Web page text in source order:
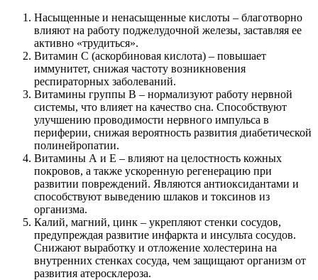
Насыщенные и ненасыщенные кислоты – благотворно
влияют на работу поджелудочной железы, заставляя ее
активно «трудиться».
Витамин С (аскорбиновая кислота) – повышает
иммунитет, снижая частоту возникновения
респираторных заболеваний.
Витамины группы В – нормализуют работу нервной
системы, что влияет на качество сна. Способствуют
улучшению проводимости нервного импульса в
периферии, снижая вероятность развития диабетической
полинейропатии.
Витамины А и Е – влияют на целостность кожных
покровов, а также ускоренную регенерацию при
развитии повреждений. Являются антиоксидантами и
способствуют выведению шлаков и токсинов из
организма.
Калий, магний, цинк – укрепляют стенки сосудов,
предупреждая развитие инфаркта и инсульта сосудов.
Снижают выработку и отложение холестерина на
внутренних стенках сосуда, чем защищают организм от
развития атеросклероза.